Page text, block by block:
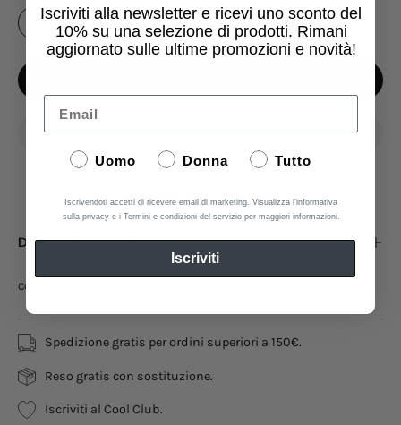
Aggiungi ai Preferiti
Descrizione Prodotto
COLLEZIONE: PRIMAVERA ESTATE
Spedizione gratis per ordini superiori a 150€.
Reso gratis con sostituzione.
Iscriviti al Cool Club.
Iscriviti alla newsletter e ricevi uno sconto del
10% su una selezione di prodotti. Rimani
aggiornato sulle ultime promozioni e novità!
Email
Uomo Donna Tutto
Iscrivendoti accetti di ricevere email di marketing. Visualizza l'informativa
sulla privacy e i Termini e condizioni del servizio per maggiori informazioni.
Iscriviti